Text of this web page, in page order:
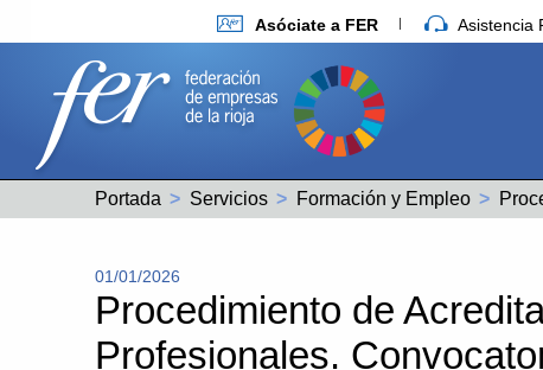
Asóciate a FER Asistencia
Portada Servicios Formación y Empleo
01/01/2026
Procedimiento de
Profesionales.